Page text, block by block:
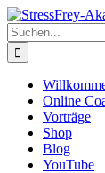
Zum
Inhalt
springen
Suche
nach:
Online
Vorträge
Shop
Blog
YouTube